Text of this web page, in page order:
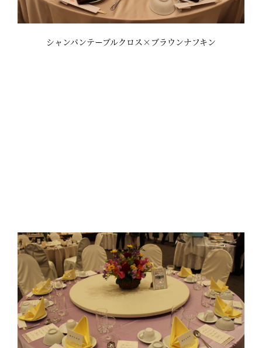
シャンパンテーブルクロス×ブラウンナフキン